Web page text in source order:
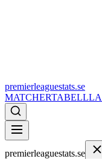
premierleaguestats.se
MATCHERTABELL
premierleaguestats.se